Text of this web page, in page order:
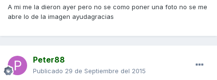
A mi me la dieron ayer pero no se como poner una foto no se me
abre lo de la imagen ayudagracias
Peter88
Publicado 29 de Septiembre del 2015